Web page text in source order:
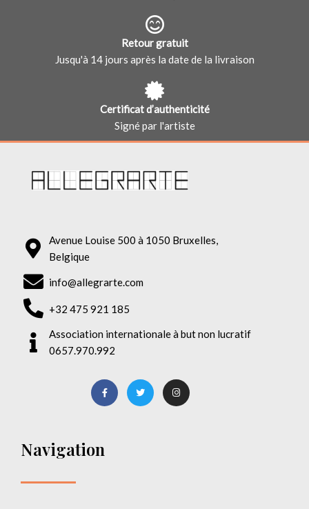
Retour gratuit
Jusqu'à 14 jours après la date de la livraison
Certificat d’authenticité
Signé par l'artiste
Avenue Louise 500 à 1050 Bruxelles,
Belgique
info@allegrarte.com
+32 475 921 185
Association internationale à but non lucratif
0657.970.992
Navigation